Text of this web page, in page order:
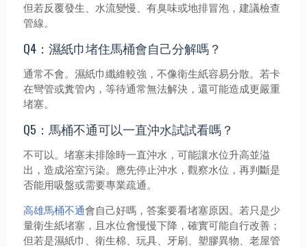
但若反覆發生、水流變慢、有臭味或地排冒泡，建議檢查
管線。
Q4：濕紙巾堵住馬桶會自己分解嗎？
通常不會。濕紙巾纖維較強，不像衛生紙容易分散。若卡
在彎管或糞管內，等待通常無法解決，還可能造成更嚴重
堵塞。
Q5：馬桶不通可以一直沖水試試看嗎？
不可以。堵塞未排除時一直沖水，可能讓水位升高並溢
出，造成浴室污染。應先停止沖水，觀察水位，再判斷是
否能用吸盤或需要專業疏通。
高雄馬桶不通會自己好嗎，答案要看堵塞原因。若只是少
量衛生紙堵塞，且水位會慢慢下降，確實可能自行改善；
但若是濕紙巾、衛生棉、玩具、牙刷、塑膠異物、老屋管